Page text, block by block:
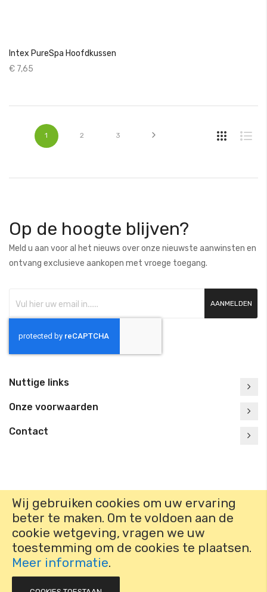
Wij gebruiken cookies om uw ervaring
beter te maken. Om te voldoen aan de
cookie wetgeving, vragen we uw
toestemming om de cookies te plaatsen.
Meer informatie.
Intex PureSpa Hoofdkussen
€ 7,65
Pagina
U lees momenteel pagina
1 Pagina
2 Pagina
3
Op de hoogte blijven?
Meld u aan voor al het nieuws over onze nieuwste aanwinsten en
ontvang exclusieve aankopen met vroege toegang.
AANMELDEN
Nuttige links
Onze voorwaarden
Contact
Site Map
Copyright © 2022 Nijhuis. Alle rechten voorbehouden